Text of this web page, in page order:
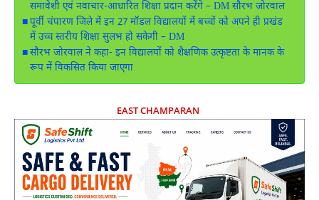
समावेशी एवं नवाचार-आधारित शिक्षा प्रदान करेंगे – DM सौरभ जोरवाल
पूर्वी चंपारण जिले में इन 27 मॉडल विद्यालयों में बच्चों को अपने ही प्रखंड
में उच्च स्तरीय शिक्षा सुलभ हो सकेगी – DM
सौरभ जोरवाल ने कहा- इन विद्यालयों को शैक्षणिक उत्कृष्टता के मानक के
रूप में विकसित किया जाएगा
EAST CHAMPARAN